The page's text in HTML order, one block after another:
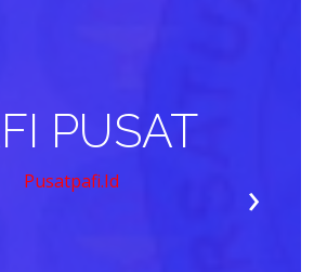
PUSAT
Pusatpafi.id ›